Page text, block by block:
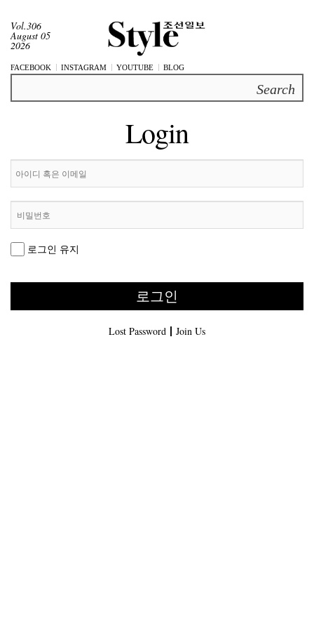
Vol.306
August 05
2026
FACEBOOK INSTAGRAM YOUTUBE BLOG
Login
로그인 유지
Lost Password Join Us